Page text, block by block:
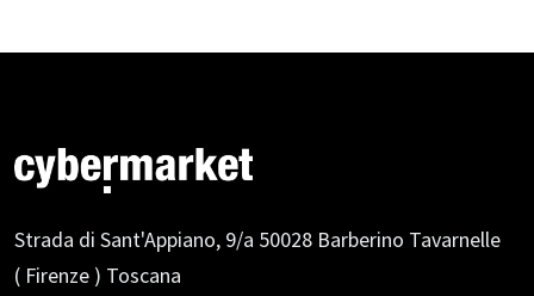
Strada di Sant'Appiano, 9/a 50028 Barberino Tavarnelle
( Firenze ) Toscana